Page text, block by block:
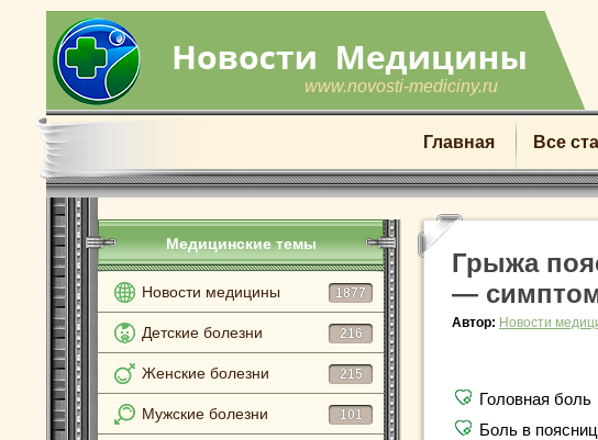
www.novosti-mediciny.ru
Главная Все
Медицинские темы
Новости медицины 1877
Детские болезни 216
Женские болезни 215
Мужские болезни 101
Грыжа
—
Автор: Новости
Головная боль
Боль в